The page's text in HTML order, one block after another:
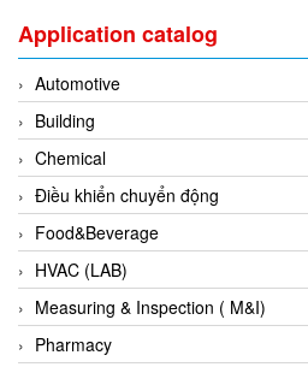
E+H
E2S
Earthtech
Eaton
EBMPAPST
ECKERLE
Ecom-EX
ECONEX
Edward
Application catalog
Automotive
Building
Chemical
Điều khiển chuyển động
Food&Beverage
HVAC (LAB)
Measuring & Inspection ( M&I)
Pharmacy